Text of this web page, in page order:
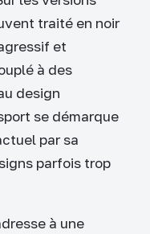
traité en noir
et
à des
design
se démarque
par sa
parfois trop
à une